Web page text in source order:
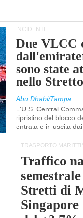
INCIDENTI
Due VLCC
sono state
nello
Abu Dhabi/Tampa
L'U.S. Central
ripristino del blocco
entrata e in uscita
TRASPORTO
Traffico
Stretti di